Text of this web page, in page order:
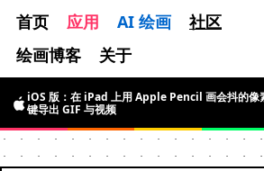
首页 应用 AI 绘画
社区
绘画博客
关于
iOS 版：在 iPad 上用 Apple Pencil 画会抖的像
键导出 GIF 与视频